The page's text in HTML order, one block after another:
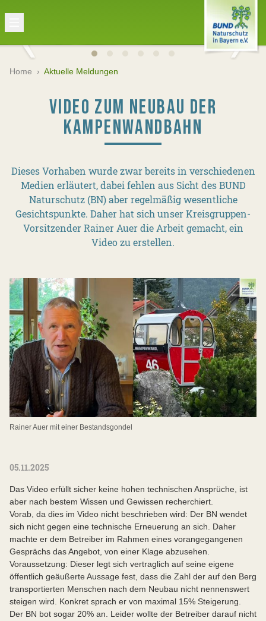
Home › Aktuelle Meldungen
VIDEO ZUM NEUBAU DER
KAMPENWANDBAHN
Dieses Vorhaben wurde zwar bereits in verschiedenen
Medien erläutert, dabei fehlen aus Sicht des BUND
Naturschutz (BN) aber regelmäßig wesentliche
Gesichtspunkte. Daher hat sich unser Kreisgruppen-
Vorsitzender Rainer Auer die Arbeit gemacht, ein
Video zu erstellen.
Rainer Auer mit einer Bestandsgondel
05.11.2025
Das Video erfüllt sicher keine hohen technischen Ansprüche, ist
aber nach bestem Wissen und Gewissen recherchiert.
Vorab, da dies im Video nicht beschrieben wird: Der BN wendet
sich nicht gegen eine technische Erneuerung an sich. Daher
machte er dem Betreiber im Rahmen eines vorangegangenen
Gesprächs das Angebot, von einer Klage abzusehen.
Voraussetzung: Dieser legt sich vertraglich auf seine eigene
öffentlich geäußerte Aussage fest, dass die Zahl der auf den Berg
transportierten Menschen nach dem Neubau nicht nennenswert
steigen wird. Konkret sprach er von maximal 15% Steigerung.
Der BN bot sogar 20% an. Leider wollte der Betreiber darauf nicht